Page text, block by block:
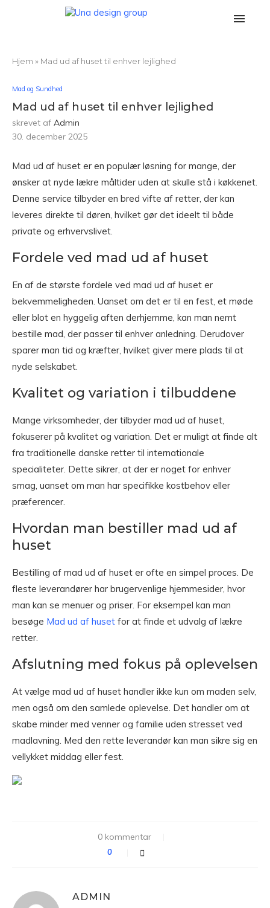
Hjem » Mad ud af huset til enhver lejlighed
Mad og Sundhed
Mad ud af huset til enhver lejlighed
skrevet af Admin
30. december 2025
Mad ud af huset er en populær løsning for mange, der
ønsker at nyde lækre måltider uden at skulle stå i køkkenet.
Denne service tilbyder en bred vifte af retter, der kan
leveres direkte til døren, hvilket gør det ideelt til både
private og erhvervslivet.
Fordele ved mad ud af huset
En af de største fordele ved mad ud af huset er
bekvemmeligheden. Uanset om det er til en fest, et møde
eller blot en hyggelig aften derhjemme, kan man nemt
bestille mad, der passer til enhver anledning. Derudover
sparer man tid og kræfter, hvilket giver mere plads til at
nyde selskabet.
Kvalitet og variation i tilbuddene
Mange virksomheder, der tilbyder mad ud af huset,
fokuserer på kvalitet og variation. Det er muligt at finde alt
fra traditionelle danske retter til internationale
specialiteter. Dette sikrer, at der er noget for enhver
smag, uanset om man har specifikke kostbehov eller
præferencer.
Hvordan man bestiller mad ud af
huset
Bestilling af mad ud af huset er ofte en simpel proces. De
fleste leverandører har brugervenlige hjemmesider, hvor
man kan se menuer og priser. For eksempel kan man
besøge Mad ud af huset for at finde et udvalg af lækre
retter.
Afslutning med fokus på oplevelsen
At vælge mad ud af huset handler ikke kun om maden selv,
men også om den samlede oplevelse. Det handler om at
skabe minder med venner og familie uden stresset ved
madlavning. Med den rette leverandør kan man sikre sig en
vellykket middag eller fest.
0 kommentar
0
ADMIN